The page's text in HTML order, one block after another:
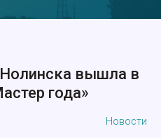
вышла в
года»
Новости